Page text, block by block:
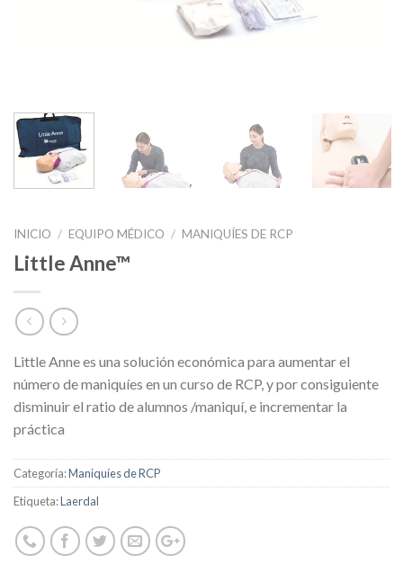
INICIO / EQUIPO MÉDICO / MANIQUÍES DE RCP
Little Anne™
Little Anne es una solución económica para aumentar el
número de maniquíes en un curso de RCP, y por consiguiente
disminuir el ratio de alumnos /maniquí, e incrementar la
práctica
Categoría:Maniquíes de RCP
Etiqueta:Laerdal